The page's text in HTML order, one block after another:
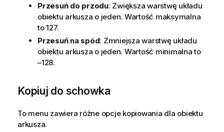
Przesuń do przodu: Zwiększa warstwę układu
obiektu arkusza o jeden. Wartość maksymalna
to 127.
Przesuń na spód: Zmniejsza warstwę układu
obiektu arkusza o jeden. Wartość minimalna to
–128.
Kopiuj do schowka
To menu zawiera różne opcje kopiowania dla obiektu
arkusza.